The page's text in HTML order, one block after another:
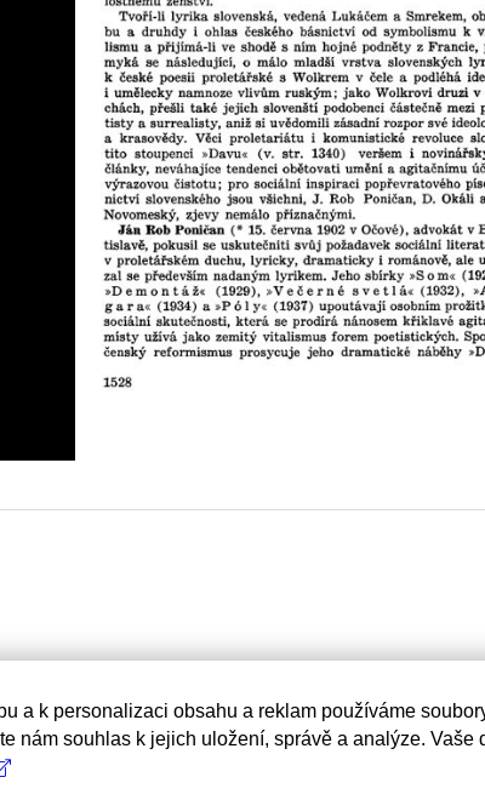
a k personalizaci obsahu a reklam používáme
nám souhlas k jejich uložení, správě a analýze. Vaše